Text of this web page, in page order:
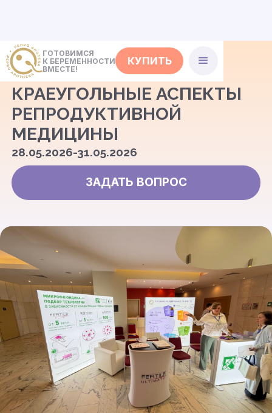
ГОТОВИМСЯ
К БЕРЕМЕННОСТИ
ВМЕСТЕ!
КУПИТЬ
<- События
КРАЕУГОЛЬНЫЕ АСПЕКТЫ
РЕПРОДУКТИВНОЙ
МЕДИЦИНЫ
28.05.2026-31.05.2026
ЗАДАТЬ ВОПРОС